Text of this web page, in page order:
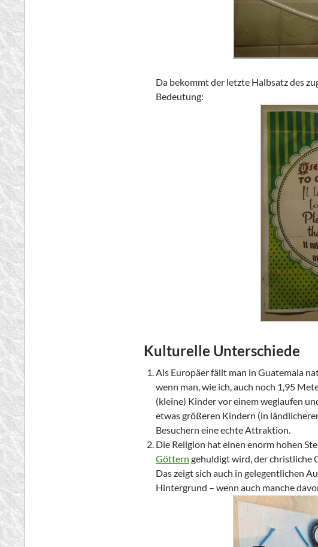
Da bekommt der letzte Halbsatz des
Bedeutung:
Kulturelle Unterschiede
Als Europäer fällt man in Guatemala
wenn man, wie ich, auch noch 1,95
(kleine) Kinder vor einem weglaufen
etwas größeren Kindern (in
Besuchern eine echte Attraktion.
Die Religion hat einen enorm hohen
Göttern gehuldigt wird, der christliche
Das zeigt sich auch in gelegentlichen
Hintergrund – wenn auch manche